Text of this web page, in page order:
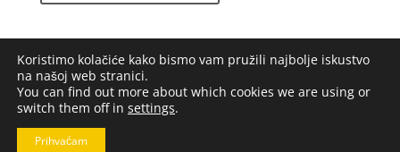
Lungomare d.o.o.2023. Sva prava pridržana |
Koristimo kolačiće kako bismo vam pružili najbolje iskustvo
na našoj web stranici.
You can find out more about which cookies we are using or
switch them off in settings.
Prihvaćam